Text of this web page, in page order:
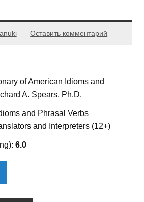
Оставить комментарий
of American Idioms and
A. Spears, Ph.D.
and Phrasal Verbs
and Interpreters (12+)
6.0